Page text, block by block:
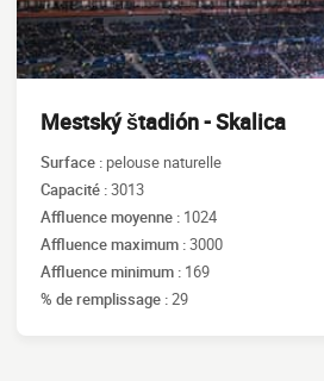
Mestský štadión - Skalica
Surface : pelouse naturelle
Capacité :3013
Affluence moyenne : 1024
Affluence maximum :3000
Affluence minimum : 169
% de remplissage :29